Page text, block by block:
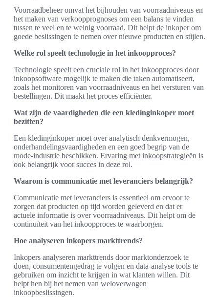
Voorraadbeheer omvat het bijhouden van voorraadniveaus en
het maken van verkoopprognoses om een balans te vinden
tussen te veel en te weinig voorraad. Dit helpt de inkoper om
goede beslissingen te nemen over nieuwe producten en stijlen.
Welke rol speelt technologie in het inkoopproces?
Technologie speelt een cruciale rol in het inkoopproces door
inkoopsoftware mogelijk te maken die taken automatiseert,
zoals het monitoren van voorraadniveaus en het versturen van
bestellingen. Dit maakt het proces efficiënter.
Wat zijn de vaardigheden die een kledinginkoper moet
bezitten?
Een kledinginkoper moet over analytisch denkvermogen,
onderhandelingsvaardigheden en een goed begrip van de
mode-industrie beschikken. Ervaring met inkoopstrategieën is
ook belangrijk voor succes in deze rol.
Waarom is communicatie met leveranciers belangrijk?
Communicatie met leveranciers is essentieel om ervoor te
zorgen dat producten op tijd worden geleverd en dat er
actuele informatie is over voorraadniveaus. Dit helpt om de
continuïteit van het inkoopproces te waarborgen.
Hoe analyseren inkopers markttrends?
Inkopers analyseren markttrends door marktonderzoek te
doen, consumentengedrag te volgen en data-analyse tools te
gebruiken om inzicht te krijgen in wat klanten willen. Dit
helpt hen bij het nemen van weloverwogen
inkoopbeslissingen.